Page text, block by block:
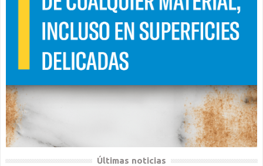
Últimas noticias